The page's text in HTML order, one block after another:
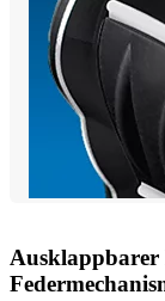
Ausklappbarer